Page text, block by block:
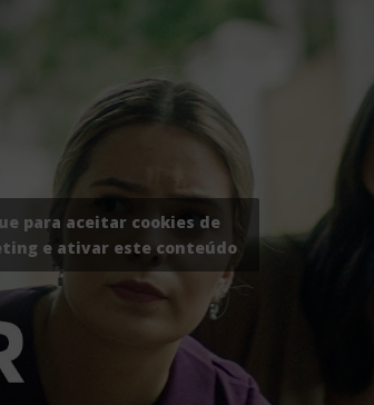
para aceitar cookies de
e ativar este conteúdo